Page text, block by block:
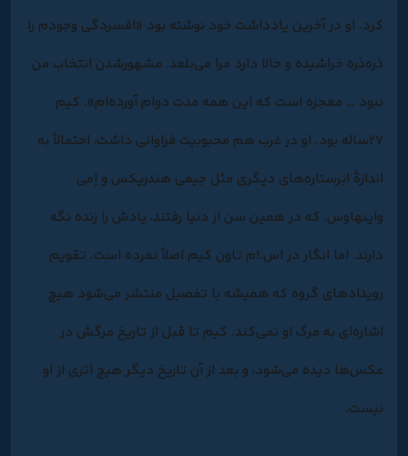
کرد. او در آخرین یادداشت خود نوشته بود «افسردگی وجودم را
ذره‌ذره خراشیده و حالا دارد مرا می‌بلعد. مشهورشدن انتخاب من
نبود … معجزه است که این همه مدت دوام آورده‌ام». کیم
۲۷‌ساله بود. او در غرب هم محبوبیت فراوانی داشت، احتمالاً به
اندازۀ ابَرستاره‌های دیگری مثل جیمی هندریکس و اِمی
واینهاوس، که در همین سن از دنیا رفتند، یادش را زنده نگه
دارند. اما انگار در اس.ام تاون کیم اصلاً نمرده است. تقویم
رویدادهای گروه که همیشه با تفصیل منتشر می‌شود هیچ
اشاره‌ای به مرگ او نمی‌کند. کیم تا قبل از تاریخ مرگش در
عکس‌ها دیده می‌شود، و بعد از آن تاریخ دیگر هیچ اثری از او
نیست.